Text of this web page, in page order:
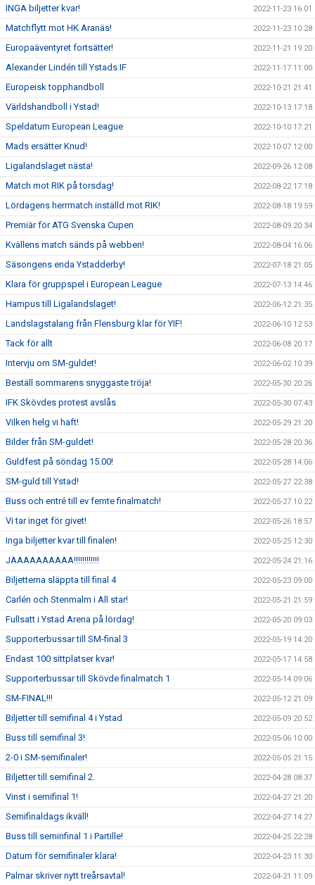
INGA biljetter kvar! 2022-11-23 16:01
Matchflytt mot HK Aranäs! 2022-11-23 10:28
Europaäventyret fortsätter! 2022-11-21 19:20
Alexander Lindén till Ystads IF 2022-11-17 11:00
Europeisk topphandboll 2022-10-21 21:41
Världshandboll i Ystad! 2022-10-13 17:18
Speldatum European League 2022-10-10 17:21
Mads ersätter Knud! 2022-10-07 12:00
Ligalandslaget nästa! 2022-09-26 12:08
Match mot RIK på torsdag! 2022-08-22 17:18
Lördagens herrmatch inställd mot RIK! 2022-08-18 19:59
Premiär för ATG Svenska Cupen 2022-08-09 20:34
Kvällens match sänds på webben! 2022-08-04 16:06
Säsongens enda Ystadderby! 2022-07-18 21:05
Klara för gruppspel i European League 2022-07-13 14:46
Hampus till Ligalandslaget! 2022-06-12 21:35
Landslagstalang från Flensburg klar för YIF! 2022-06-10 12:53
Tack för allt 2022-06-08 20:17
Intervju om SM-guldet! 2022-06-02 10:39
Beställ sommarens snyggaste tröja! 2022-05-30 20:26
IFK Skövdes protest avslås 2022-05-30 07:43
Vilken helg vi haft! 2022-05-29 21:20
Bilder från SM-guldet! 2022-05-28 20:36
Guldfest på söndag 15.00! 2022-05-28 14:06
SM-guld till Ystad! 2022-05-27 22:38
Buss och entré till ev femte finalmatch! 2022-05-27 10:22
Vi tar inget för givet! 2022-05-26 18:57
Inga biljetter kvar till finalen! 2022-05-25 12:30
JAAAAAAAAAA!!!!!!!!!!!! 2022-05-24 21:16
Biljetterna släppta till final 4 2022-05-23 09:00
Carlén och Stenmalm i All star! 2022-05-21 21:59
Fullsatt i Ystad Arena på lördag! 2022-05-20 09:03
Supporterbussar till SM-final 3 2022-05-19 14:20
Endast 100 sittplatser kvar! 2022-05-17 14:58
Supporterbussar till Skövde finalmatch 1 2022-05-14 09:06
SM-FINAL!!! 2022-05-12 21:09
Biljetter till semifinal 4 i Ystad 2022-05-09 20:52
Buss till semifinal 3! 2022-05-06 10:00
2-0 i SM-semifinaler! 2022-05-05 21:15
Biljetter till semifinal 2. 2022-04-28 08:37
Vinst i semifinal 1! 2022-04-27 21:20
Semifinaldags ikväll! 2022-04-27 14:27
Buss till seminfinal 1 i Partille! 2022-04-25 22:28
Datum för semifinaler klara! 2022-04-23 11:30
Palmar skriver nytt treårsavtal! 2022-04-21 11:09